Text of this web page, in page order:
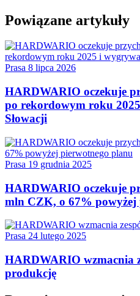
Powiązane artykuły
Prasa 8 lipca 2026
HARDWARIO oczekuje
po rekordowym roku
Słowacji
Prasa 19 grudnia 2025
HARDWARIO oczekuje
mln CZK, o 67% powyżej
Prasa 24 lutego 2025
HARDWARIO wzmacnia
produkcję